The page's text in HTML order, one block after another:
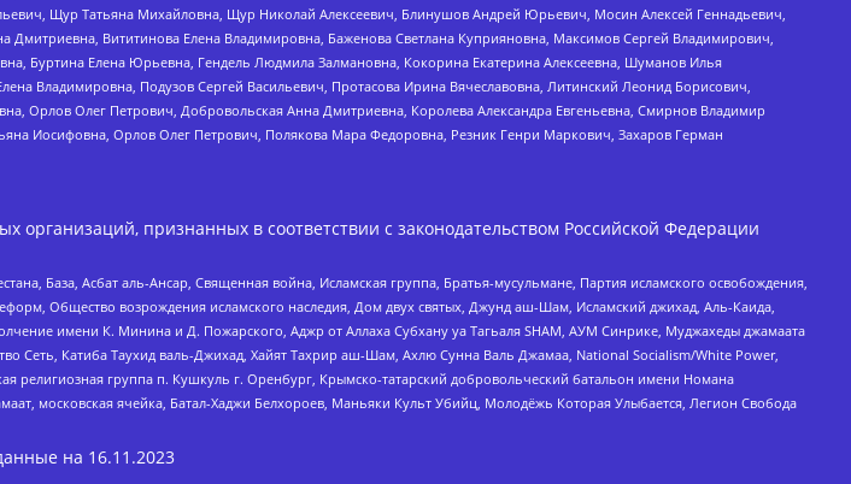
Щур Татьяна Михайловна, Щур Николай Алексеевич, Блинушов Андрей Юрьевич, Мосин Алексей Геннадьевич,
Вититинова Елена Владимировна, Баженова Светлана Куприяновна, Максимов Сергей Владимирович,
Буртина Елена Юрьевна, Гендель Людмила Залмановна, Кокорина Екатерина Алексеевна, Шуманов Илья
Владимировна, Подузов Сергей Васильевич, Протасова Ирина Вячеславовна, Литинский Леонид Борисович,
Орлов Олег Петрович, Добровольская Анна Дмитриевна, Королева Александра Евгеньевна, Смирнов Владимир
Иосифовна, Орлов Олег Петрович, Полякова Мара Федоровна, Резник Генри Маркович, Захаров Герман
признанных в соответствии с законодательством Российской Федерации
База, Асбат аль-Ансар, Священная война, Исламская группа, Братья-мусульмане, Партия исламского освобождения,
Общество возрождения исламского наследия, Дом двух святых, Джунд аш-Шам, Исламский джихад, Аль-Каида,
имени К. Минина и Д. Пожарского, Аджр от Аллаха Субхану уа Тагьаля SHAM, АУМ Синрике, Муджахеды джамаата
Сеть, Катиба Таухид валь-Джихад, Хайят Тахрир аш-Шам, Ахлю Сунна Валь Джамаа, National Socialism/White Power,
религиозная группа п. Кушкуль г. Оренбург, Крымско-татарский добровольческий батальон имени Номана
московская ячейка, Батал-Хаджи Белхороев, Маньяки Культ Убийц, Молодёжь Которая Улыбается, Легион Свобода
на 16.11.2023